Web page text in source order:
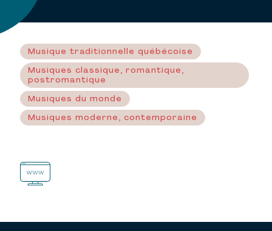
Musique traditionnelle québécoise
Musiques classique, romantique,
postromantique
Musiques du monde
Musiques moderne, contemporaine